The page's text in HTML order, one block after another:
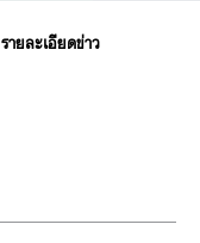
รายละเอียดข่าว